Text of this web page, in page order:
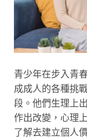
青少年在步入青
成成人的各種挑
段。他們生理上
作出改變，心理
了解去建立個人